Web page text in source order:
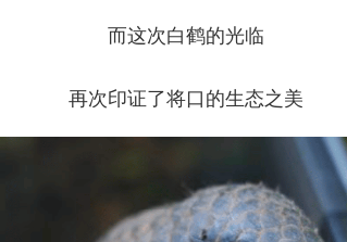
而这次白鹤的光临
再次印证了将口的生态之美